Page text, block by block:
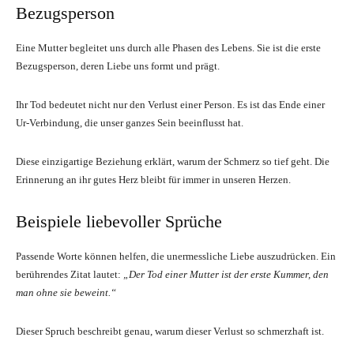
Bezugsperson
Eine Mutter begleitet uns durch alle Phasen des Lebens. Sie ist die erste
Bezugsperson, deren Liebe uns formt und prägt.
Ihr Tod bedeutet nicht nur den Verlust einer Person. Es ist das Ende einer
Ur-Verbindung, die unser ganzes Sein beeinflusst hat.
Diese einzigartige Beziehung erklärt, warum der Schmerz so tief geht. Die
Erinnerung an ihr gutes Herz bleibt für immer in unseren Herzen.
Beispiele liebevoller Sprüche
Passende Worte können helfen, die unermessliche Liebe auszudrücken. Ein
berührendes Zitat lautet: „Der Tod einer Mutter ist der erste Kummer, den
man ohne sie beweint.“
Dieser Spruch beschreibt genau, warum dieser Verlust so schmerzhaft ist.